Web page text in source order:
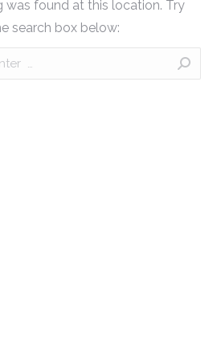
was found at this location. Try
search box below: